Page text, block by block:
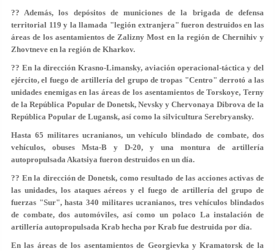
?? Además, los depósitos de municiones de la brigada de defensa
territorial 119 y la llamada "legión extranjera" fueron destruidos en las
áreas de los asentamientos de Zalizny Most en la región de Chernihiv y
Zhovtneve en la región de Kharkov.
?? En la dirección Krasno-Limansky, aviación operacional-táctica y del
ejército, el fuego de artillería del grupo de tropas "Centro" derrotó a las
unidades enemigas en las áreas de los asentamientos de Torskoye, Terny
de la República Popular de Donetsk, Nevsky y Chervonaya Dibrova de la
República Popular de Lugansk, así como la silvicultura Serebryansky.
Hasta 65 militares ucranianos, un vehículo blindado de combate, dos
vehículos, obuses Msta-B y D-20, y una montura de artillería
autopropulsada Akatsiya fueron destruidos en un día.
?? En la dirección de Donetsk, como resultado de las acciones activas de
las unidades, los ataques aéreos y el fuego de artillería del grupo de
fuerzas "Sur", hasta 340 militares ucranianos, tres vehículos blindados
de combate, dos automóviles, así como un polaco La instalación de
artillería autopropulsada Krab hecha por Krab fue destruida por día.
En las áreas de los asentamientos de Georgievka y Kramatorsk de la